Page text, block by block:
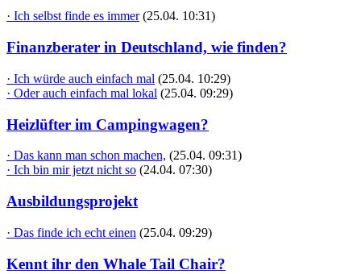
· Ich selbst finde es immer (25.04. 10:31)
Finanzberater in Deutschland, wie finden?
· Ich würde auch einfach mal (25.04. 10:29)
· Oder auch einfach mal lokal (25.04. 09:29)
Heizlüfter im Campingwagen?
· Das kann man schon machen, (25.04. 09:31)
· Ich bin mir jetzt nicht so (24.04. 07:30)
Ausbildungsprojekt
· Das finde ich echt einen (25.04. 09:29)
Kennt ihr den Whale Tail Chair?